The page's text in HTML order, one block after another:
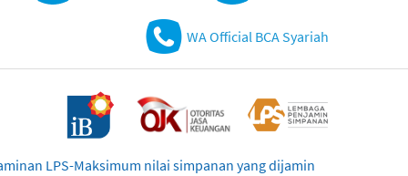
WA Official BCA Syariah
LPS-Maksimum nilai simpanan yang dijamin